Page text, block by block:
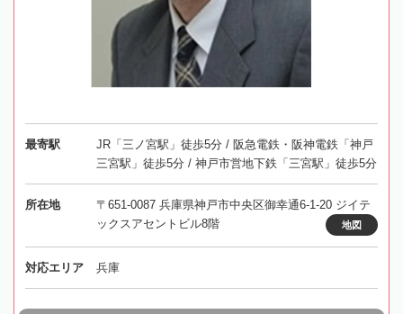
最寄駅
JR「三ノ宮駅」徒歩5分 / 阪急電鉄・阪神電鉄「神戸
三宮駅」徒歩5分 / 神戸市営地下鉄「三宮駅」徒歩5分
所在地
〒651-0087 兵庫県神戸市中央区御幸通6-1-20 ジイテ
ックスアセントビル8階
地図
対応エリア 兵庫